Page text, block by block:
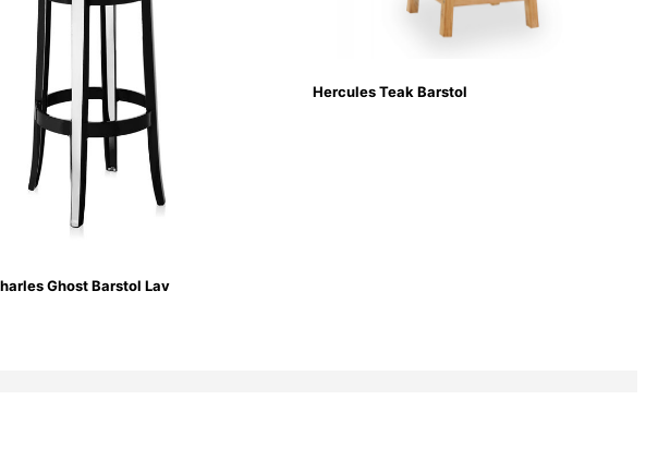
Ghost Barstol Lav
Hercules Teak Barstol